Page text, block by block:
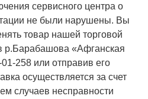
сервисного центра о
не были нарушены. Вы
товар нашей торговой
р.Барабашова «Афганская
258 или отправив его
осуществляется за счет
случаев несправности